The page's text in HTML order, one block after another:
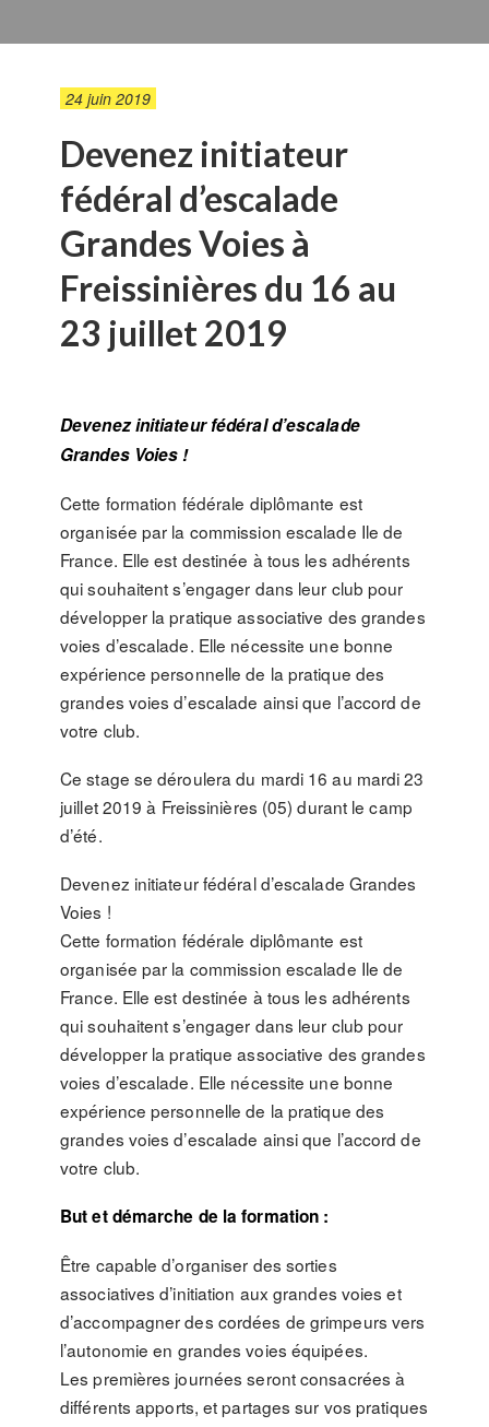
24 juin 2019
Devenez initiateur
fédéral d’escalade
Grandes Voies à
Freissinières du 16 au
23 juillet 2019
Devenez initiateur fédéral d’escalade
Grandes Voies !
Cette formation fédérale diplômante est
organisée par la commission escalade Ile de
France. Elle est destinée à tous les adhérents
qui souhaitent s’engager dans leur club pour
développer la pratique associative des grandes
voies d’escalade. Elle nécessite une bonne
expérience personnelle de la pratique des
grandes voies d’escalade ainsi que l’accord de
votre club.
Ce stage se déroulera du mardi 16 au mardi 23
juillet 2019 à Freissinières (05) durant le camp
d’été.
Devenez initiateur fédéral d’escalade Grandes
Voies !
Cette formation fédérale diplômante est
organisée par la commission escalade Ile de
France. Elle est destinée à tous les adhérents
qui souhaitent s’engager dans leur club pour
développer la pratique associative des grandes
voies d’escalade. Elle nécessite une bonne
expérience personnelle de la pratique des
grandes voies d’escalade ainsi que l’accord de
votre club.
But et démarche de la formation :
Être capable d’organiser des sorties
associatives d’initiation aux grandes voies et
d’accompagner des cordées de grimpeurs vers
l’autonomie en grandes voies équipées.
Les premières journées seront consacrées à
différents apports, et partages sur vos pratiques